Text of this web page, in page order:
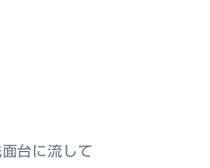
台に流して